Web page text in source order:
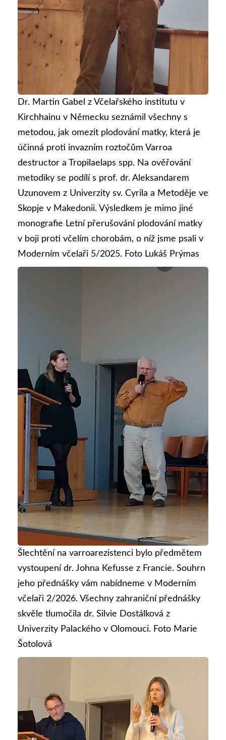
Dr. Martin Gabel z Včelařského institutu v
Kirchhainu v Německu seznámil všechny s
metodou, jak omezit plodování matky, která je
účinná proti invazním roztočům Varroa
destructor a Tropilaelaps spp. Na ověřování
metodiky se podílí s prof. dr. Aleksandarem
Uzunovem z Univerzity sv. Cyrila a Metoděje ve
Skopje v Makedonii. Výsledkem je mimo jiné
monografie Letní přerušování plodování matky
v boji proti včelím chorobám, o níž jsme psali v
Moderním včelaři 5/2025. Foto Lukáš Prýmas
Šlechtění na varroarezistenci bylo předmětem
vystoupení dr. Johna Kefusse z Francie. Souhrn
jeho přednášky vám nabídneme v Moderním
včelaři 2/2026. Všechny zahraniční přednášky
skvěle tlumočila dr. Silvie Dostálková z
Univerzity Palackého v Olomouci. Foto Marie
Šotolová